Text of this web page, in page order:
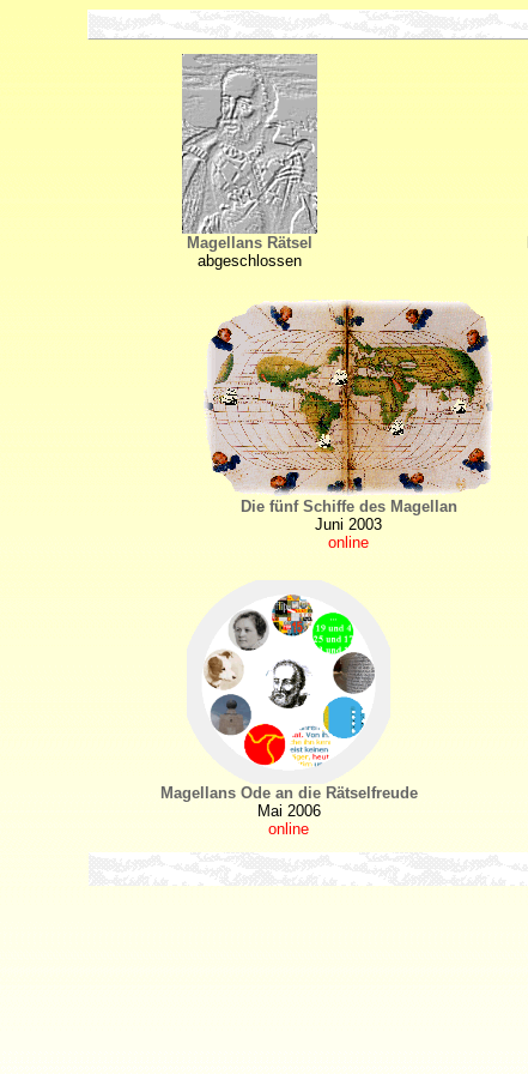
Magellans Rätsel
abgeschlossen
Die fünf Schiffe des Magellan
Juni 2003
online
Magellans Ode an die Rätselfreude
Mai 2006
online